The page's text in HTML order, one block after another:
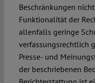
Beschränkungen
Funktionalität der
allenfalls geringe
verfassungsrechtlich
Presse- und
der beschriebenen